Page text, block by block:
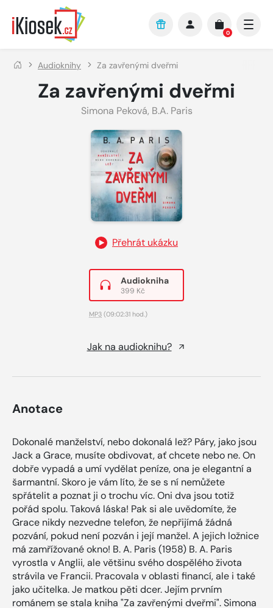
Přejít na hlavní obsah
0
Audioknihy Za zavřenými dveřmi
Za zavřenými dveřmi
Simona Peková, B.A. Paris
Přehrát ukázku
Audiokniha
399 Kč
MP3 (09:02:31 hod.)
Jak na audioknihu?
Anotace
Dokonalé manželství, nebo dokonalá lež? Páry, jako jsou
Jack a Grace, musíte obdivovat, ať chcete nebo ne. On
dobře vypadá a umí vydělat peníze, ona je elegantní a
šarmantní. Skoro je vám líto, že se s ní nemůžete
spřátelit a poznat ji o trochu víc. Oni dva jsou totiž
pořád spolu. Taková láska! Pak si ale uvědomíte, že
Grace nikdy nezvedne telefon, že nepřijímá žádná
pozvání, pokud není pozván i její manžel. A jejich ložnice
má zamřížované okno! B. A. Paris (1958) B. A. Paris
vyrostla v Anglii, ale většinu svého dospělého života
strávila ve Francii. Pracovala v oblasti financí, ale i také
jako učitelka. Je matkou pěti dcer. Jejím prvním
románem se stala kniha "Za zavřenými dveřmi". Simona